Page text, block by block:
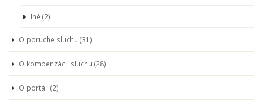
Iné (2)
O poruche sluchu (31)
O kompenzácií sluchu (28)
O portáli (2)